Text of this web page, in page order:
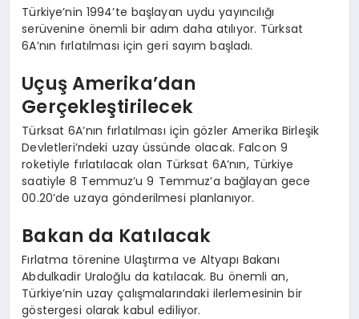
Türkiye’nin 1994’te başlayan uydu yayıncılığı
serüvenine önemli bir adım daha atılıyor. Türksat
6A’nın fırlatılması için geri sayım başladı.
Uçuş Amerika’dan
Gerçekleştirilecek
Türksat 6A’nın fırlatılması için gözler Amerika Birleşik
Devletleri’ndeki uzay üssünde olacak. Falcon 9
roketiyle fırlatılacak olan Türksat 6A’nın, Türkiye
saatiyle 8 Temmuz’u 9 Temmuz’a bağlayan gece
00.20’de uzaya gönderilmesi planlanıyor.
Bakan da Katılacak
Fırlatma törenine Ulaştırma ve Altyapı Bakanı
Abdulkadir Uraloğlu da katılacak. Bu önemli an,
Türkiye’nin uzay çalışmalarındaki ilerlemesinin bir
göstergesi olarak kabul ediliyor.